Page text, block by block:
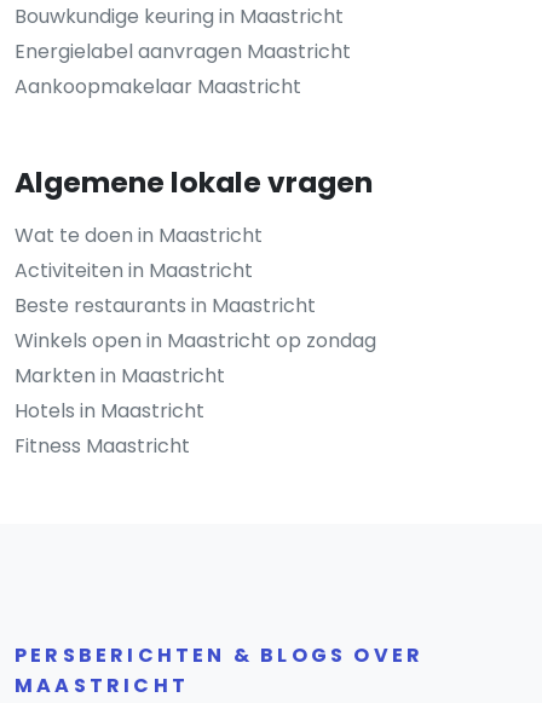
Bouwkundige keuring in Maastricht
Energielabel aanvragen Maastricht
Aankoopmakelaar Maastricht
Algemene lokale vragen
Wat te doen in Maastricht
Activiteiten in Maastricht
Beste restaurants in Maastricht
Winkels open in Maastricht op zondag
Markten in Maastricht
Hotels in Maastricht
Fitness Maastricht
PERSBERICHTEN & BLOGS OVER
MAASTRICHT